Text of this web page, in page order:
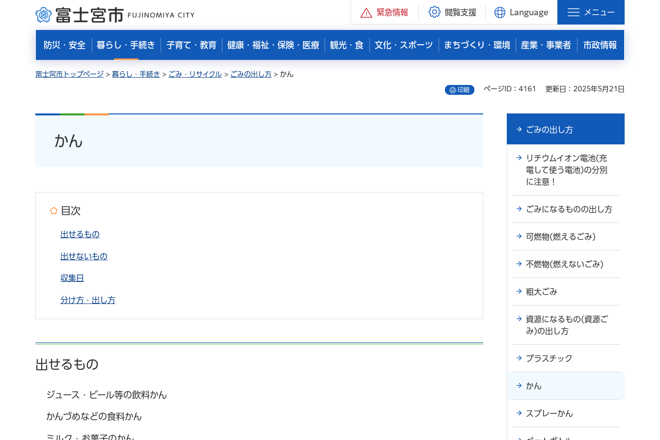
富士宮市 緊急情報 閲覧支援 Language メニュー
防災・安全 暮らし・手続き 子育て・教育 健康・福祉・保険・医療 観光・食 文化・スポーツ まちづくり・環境 産業・事業者 市政情報
富士宮市トップページ > 暮らし・手続き > ごみ・リサイクル > ごみの出し方 > かん
印刷 ページID：4161 更新日：2025年5月21日
かん
目次
出せるもの
出せないもの
収集日
分け方・出し方
出せるもの
ジュース・ビール等の飲料かん
かんづめなどの食料かん
ごみの出し方
リチウムイオン電池(充
電して使う電池)の分別
に注意！
ごみになるものの出し方
可燃物(燃えるごみ)
不燃物(燃えないごみ)
粗大ごみ
資源になるもの(資源ご
み)の出し方
プラスチック
かん
スプレーかん